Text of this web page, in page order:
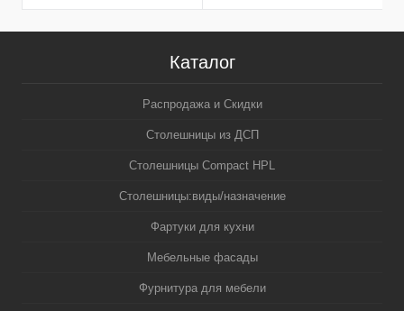
Каталог
Распродажа и Скидки
Столешницы из ДСП
Столешницы Compact HPL
Столешницы:виды/назначение
Фартуки для кухни
Мебельные фасады
Фурнитура для мебели